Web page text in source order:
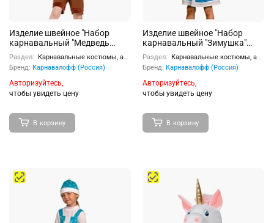
Изделие швейное "Набор
карнавальный "Медведь
цирковой" ткань-плюш (6-9
лет, рост 122-134 см)
Раздел:
Карнавальные костюмы, аксессуары
Бренд: Карнавалофф (Россия)
Авторизуйтесь,
чтобы увидеть цену
В корзину
Изделие швейное "Набор
карнавальный "Зимушка"
ткань-плюш (3-6 лет, рост 98-
116 см)
Раздел:
Карнавальные костюмы, аксессуары
Бренд: Карнавалофф (Россия)
Авторизуйтесь,
чтобы увидеть цену
В корзину